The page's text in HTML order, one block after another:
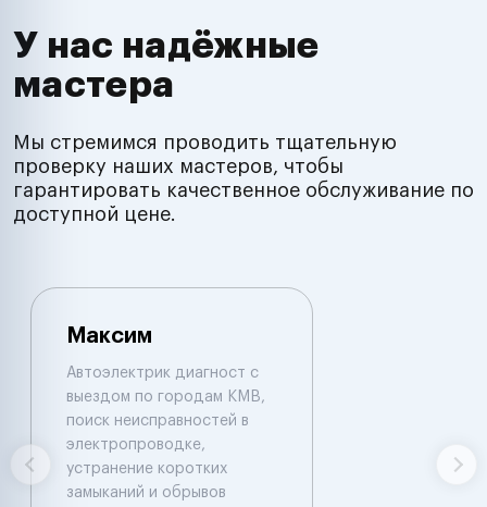
У нас надёжные
мастера
Мы стремимся проводить тщательную
проверку наших мастеров, чтобы
гарантировать качественное обслуживание по
доступной цене.
Максим
Автоэлектрик диагност с
выездом по городам КМВ,
поиск неисправностей в
электропроводке,
устранение коротких
замыканий и обрывов